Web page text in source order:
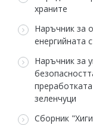
храните
Наръчник за
енергийната
Наръчник за
зеленчуци
Сборник